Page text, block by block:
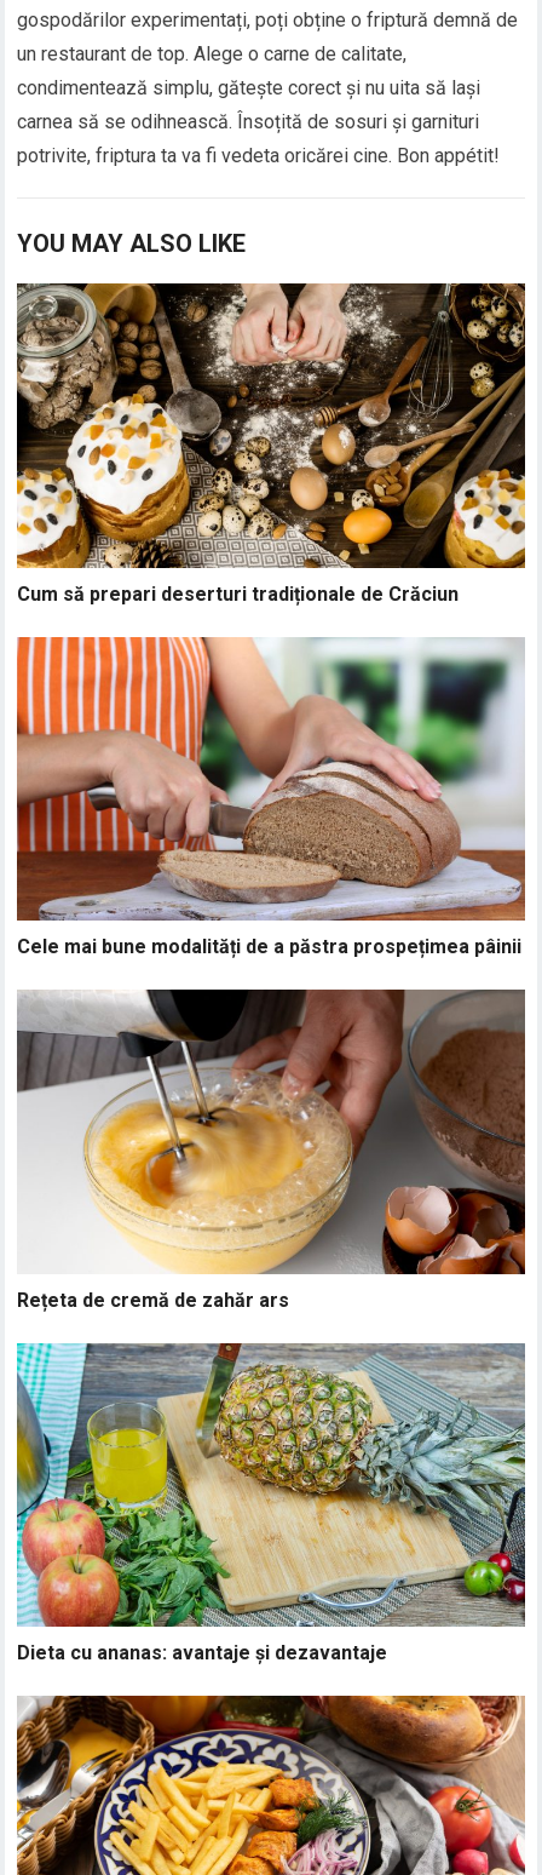
gospodărilor experimentați, poți obține o friptură demnă de
un restaurant de top. Alege o carne de calitate,
condimentează simplu, gătește corect și nu uita să lași
carnea să se odihnească. Însoțită de sosuri și garnituri
potrivite, friptura ta va fi vedeta oricărei cine. Bon appétit!
YOU MAY ALSO LIKE
Cum să prepari deserturi tradiționale de Crăciun
Cele mai bune modalități de a păstra prospețimea pâinii
Rețeta de cremă de zahăr ars
Dieta cu ananas: avantaje și dezavantaje